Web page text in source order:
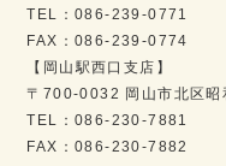
TEL：086-239-0771
FAX：086-239-0774
【岡山駅西口支店】
〒700-0032 岡山市北区
TEL：086-230-7881
FAX：086-230-7882